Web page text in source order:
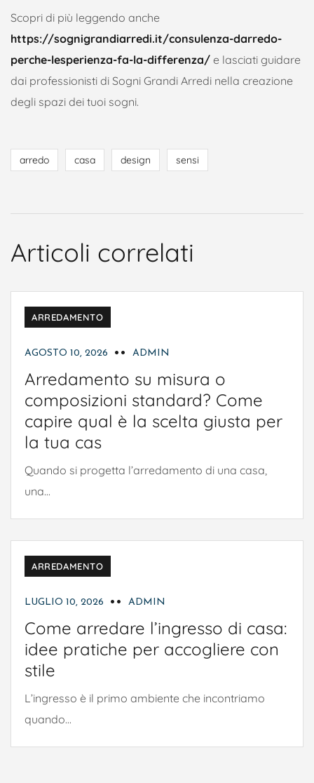
Scopri di più leggendo anche
https://sognigrandiarredi.it/consulenza-darredo-
perche-lesperienza-fa-la-differenza/ e lasciati guidare
dai professionisti di Sogni Grandi Arredi nella creazione
degli spazi dei tuoi sogni.
arredo casa design sensi
Articoli correlati
ARREDAMENTO
AGOSTO 10, 2026 ADMIN
Arredamento su misura o
composizioni standard? Come
capire qual è la scelta giusta per
la tua cas
Quando si progetta l’arredamento di una casa,
una...
ARREDAMENTO
LUGLIO 10, 2026 ADMIN
Come arredare l’ingresso di casa:
idee pratiche per accogliere con
stile
L’ingresso è il primo ambiente che incontriamo
quando...